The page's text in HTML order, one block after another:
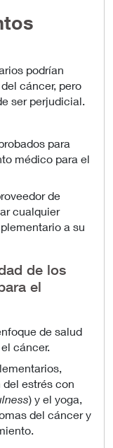
podrían
cáncer, pero
ser perjudicial.
para
médico para el
de
cualquier
a su
de los
el
de salud
cáncer.
estrés con
) y el yoga,
del cáncer y